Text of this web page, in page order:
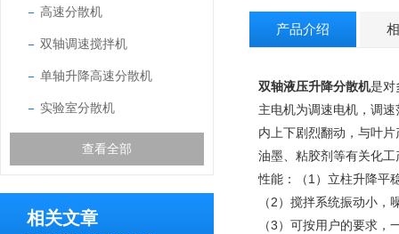
高速分散机
双轴调速搅拌机
单轴升降高速分散机
实验室分散机
查看全部
相关文章
产品介绍
双轴液压升降分散机是对
主电机为调速电机，调
内上下剧烈翻动，与叶
油墨、粘胶剂等有关化
性能：（1）立柱升降平
（2）搅拌系统振动小，
（3）可按用户的要求